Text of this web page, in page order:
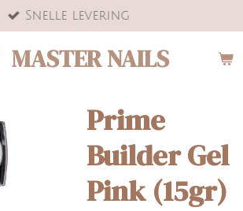
MASTER NAILS
Snelle levering
Prime
Builder Gel
Pink (15gr)